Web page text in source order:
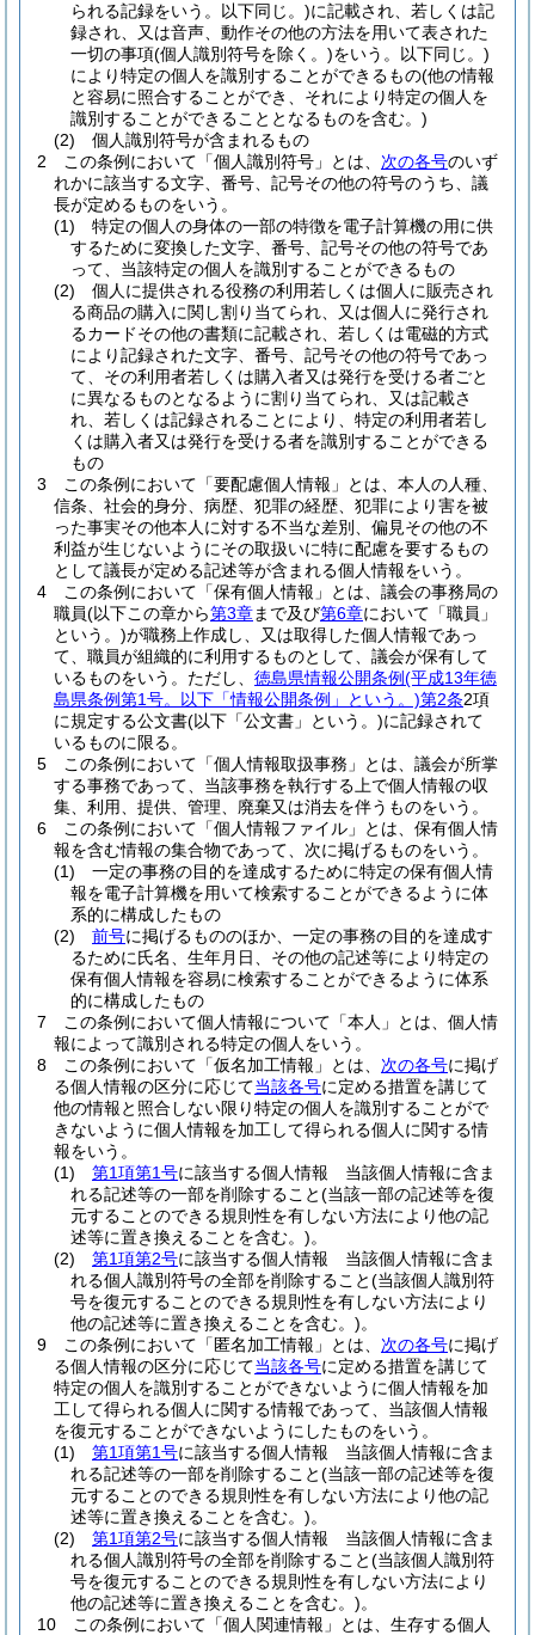
られる記録をいう。以下同じ。)に記載され、若しくは記
録され、又は音声、動作その他の方法を用いて表された
一切の事項(個人識別符号を除く。)をいう。以下同じ。)
により特定の個人を識別することができるもの(他の情報
と容易に照合することができ、それにより特定の個人を
識別することができることとなるものを含む。)
(2)
個人識別符号が含まれるもの
2
この条例において「個人識別符号」とは、 次の各号のいず
れかに該当する文字、番号、記号その他の符号のうち、議
長が定めるものをいう。
(1)
特定の個人の身体の一部の特徴を電子計算機の用に供
するために変換した文字、番号、記号その他の符号であ
って、当該特定の個人を識別することができるもの
(2)
個人に提供される役務の利用若しくは個人に販売され
る商品の購入に関し割り当てられ、又は個人に発行され
るカードその他の書類に記載され、若しくは電磁的方式
により記録された文字、番号、記号その他の符号であっ
て、その利用者若しくは購入者又は発行を受ける者ごと
に異なるものとなるように割り当てられ、又は記載さ
れ、若しくは記録されることにより、特定の利用者若し
くは購入者又は発行を受ける者を識別することができる
もの
3
この条例において「要配慮個人情報」とは、本人の人種、
信条、社会的身分、病歴、犯罪の経歴、犯罪により害を被
った事実その他本人に対する不当な差別、偏見その他の不
利益が生じないようにその取扱いに特に配慮を要するもの
として議長が定める記述等が含まれる個人情報をいう。
4
この条例において「保有個人情報」とは、議会の事務局の
職員(以下この章から第3章まで及び第6章において「職員」
という。)が職務上作成し、又は取得した個人情報であっ
て、職員が組織的に利用するものとして、議会が保有して
いるものをいう。 ただし、 徳島県情報公開条例(平成13年徳
島県条例第1号。以下「情報公開条例」という。)第2条2項
に規定する公文書(以下「公文書」という。)に記録されて
いるものに限る。
5
この条例において「個人情報取扱事務」とは、議会が所掌
する事務であって、当該事務を執行する上で個人情報の収
集、利用、提供、管理、廃棄又は消去を伴うものをいう。
6
この条例において「個人情報ファイル」とは、保有個人情
報を含む情報の集合物であって、次に掲げるものをいう。
(1)
一定の事務の目的を達成するために特定の保有個人情
報を電子計算機を用いて検索することができるように体
系的に構成したもの
(2)
前号に掲げるもののほか、一定の事務の目的を達成す
るために氏名、生年月日、その他の記述等により特定の
保有個人情報を容易に検索することができるように体系
的に構成したもの
7
この条例において個人情報について「本人」とは、個人情
報によって識別される特定の個人をいう。
8
この条例において「仮名加工情報」とは、 次の各号に掲げ
る個人情報の区分に応じて当該各号に定める措置を講じて
他の情報と照合しない限り特定の個人を識別することがで
きないように個人情報を加工して得られる個人に関する情
報をいう。
(1)
第1項第1号に該当する個人情報 当該個人情報に含ま
れる記述等の一部を削除すること(当該一部の記述等を復
元することのできる規則性を有しない方法により他の記
述等に置き換えることを含む。)。
(2)
第1項第2号に該当する個人情報 当該個人情報に含ま
れる個人識別符号の全部を削除すること(当該個人識別符
号を復元することのできる規則性を有しない方法により
他の記述等に置き換えることを含む。)。
9
この条例において「匿名加工情報」とは、 次の各号に掲げ
る個人情報の区分に応じて当該各号に定める措置を講じて
特定の個人を識別することができないように個人情報を加
工して得られる個人に関する情報であって、当該個人情報
を復元することができないようにしたものをいう。
(1)
第1項第1号に該当する個人情報 当該個人情報に含ま
れる記述等の一部を削除すること(当該一部の記述等を復
元することのできる規則性を有しない方法により他の記
述等に置き換えることを含む。)。
(2)
第1項第2号に該当する個人情報 当該個人情報に含ま
れる個人識別符号の全部を削除すること(当該個人識別符
号を復元することのできる規則性を有しない方法により
他の記述等に置き換えることを含む。)。
10
この条例において「個人関連情報」とは、生存する個人